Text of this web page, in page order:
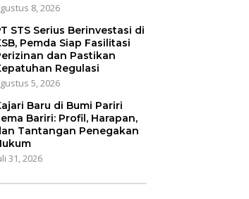
8, 2026
STS Serius Berinvestasi di
Pemda Siap Fasilitasi
dan Pastikan
Regulasi
5, 2026
Baru di Bumi Pariri
Bariri: Profil, Harapan,
Tantangan Penegakan
31, 2026